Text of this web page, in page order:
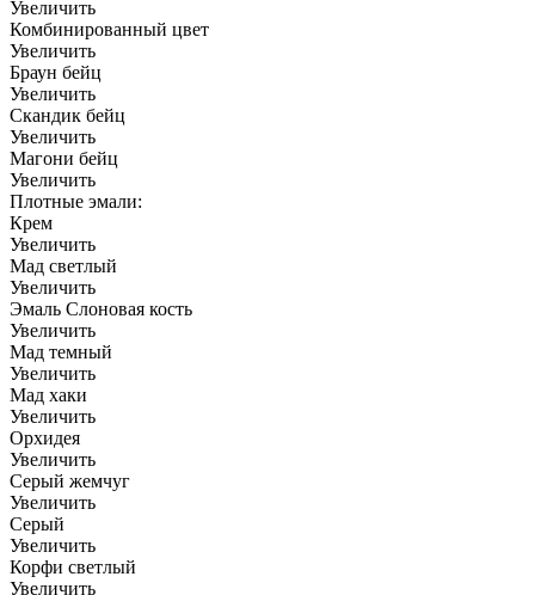
Увеличить
Комбинированный цвет
Увеличить
Браун бейц
Увеличить
Скандик бейц
Увеличить
Магони бейц
Увеличить
Плотные эмали:
Крем
Увеличить
Мад светлый
Увеличить
Эмаль Слоновая кость
Увеличить
Мад темный
Увеличить
Мад хаки
Увеличить
Орхидея
Увеличить
Серый жемчуг
Увеличить
Серый
Увеличить
Корфи светлый
Увеличить